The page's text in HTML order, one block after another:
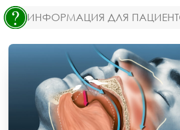
ИНФОРМАЦИЯ ДЛЯ